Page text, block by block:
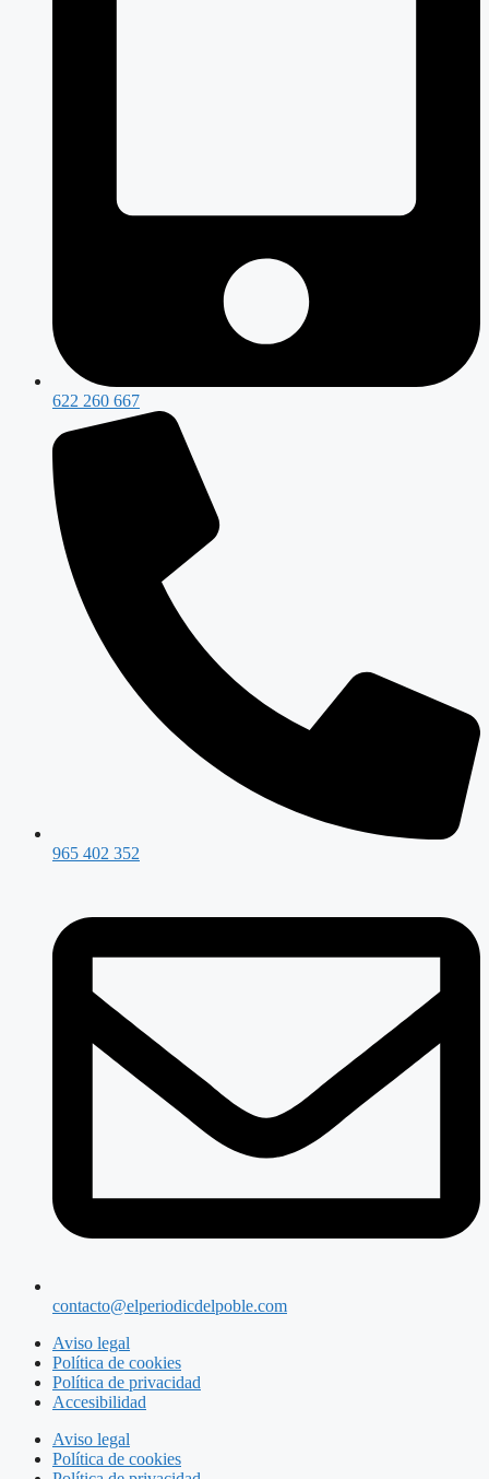
622 260 667
965 402 352
contacto@elperiodicdelpoble.com
Aviso legal
Política de cookies
Política de privacidad
Accesibilidad
Aviso legal
Política de cookies